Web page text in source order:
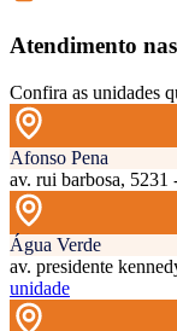
Atendimento
Confira as unidades
Afonso Pena
av. rui barbosa, 5231
Água Verde
av. presidente
unidade